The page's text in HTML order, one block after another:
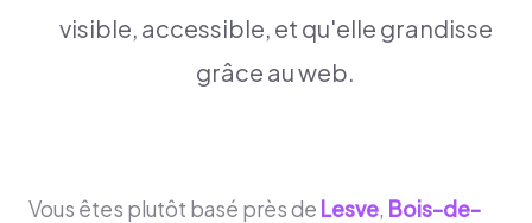
visible, accessible, et qu'elle grandisse
grâce au web.
Vous êtes plutôt basé près de Lesve, Bois-de-